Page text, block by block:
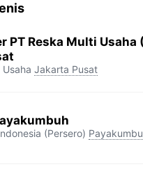
y
L
i
n
PT Reska Multi Usaha
Jakarta Pusat
(Persero)